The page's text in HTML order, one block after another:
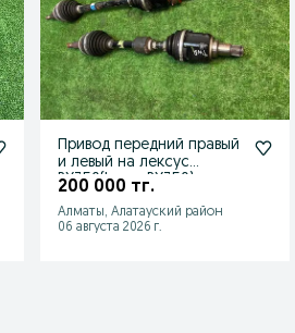
Привод передний правый
и левый на лексус
RX350(Lexus RX350)
200 000 тг.
Алматы, Алатауский район
06 августа 2026 г.